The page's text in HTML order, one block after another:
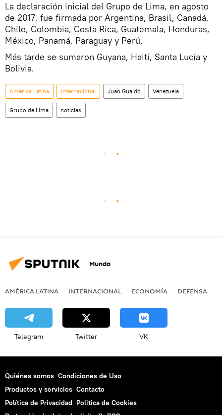
La declaración inicial del Grupo de Lima, en agosto
de 2017, fue firmada por Argentina, Brasil, Canadá,
Chile, Colombia, Costa Rica, Guatemala, Honduras,
México, Panamá, Paraguay y Perú.
Más tarde se sumaron Guyana, Haití, Santa Lucía y
Bolivia.
América Latina Internacional Juan Guaidó Venezuela
Grupo de Lima noticias
Mundo
AMÉRICA LATINA INTERNACIONAL ECONOMÍA DEFENSA
Telegram Twitter VK
Quiénes somos Condiciones de Uso
Productos y servicios Contacto
Política de Privacidad Politica de Cookies